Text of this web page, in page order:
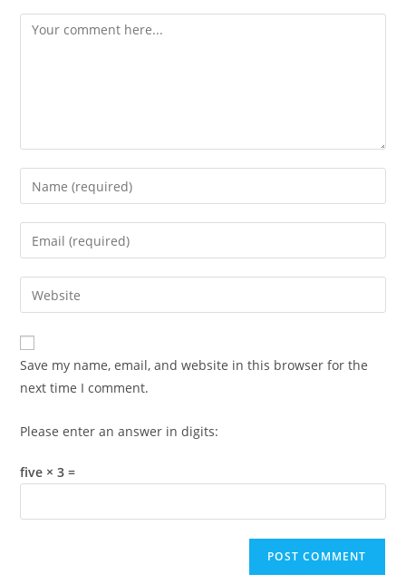
Comment
Enter
your
name
comment
Enter
your
email
address
comment
Enter
your
website
URL
(optional)
Save my name, email, and website in this browser for the
next time I comment.
Please enter an answer in digits:
five × 3 =